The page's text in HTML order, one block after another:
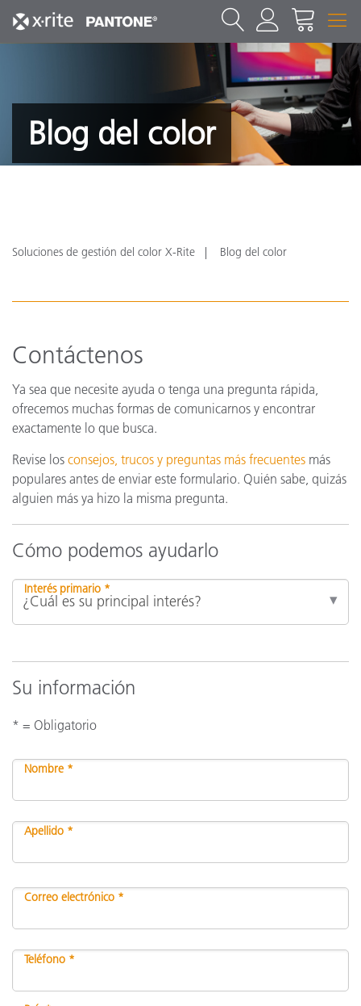
Blog del color
Soluciones de gestión del color X-Rite Blog del color
Contáctenos
Ya sea que necesite ayuda o tenga una pregunta rápida,
ofrecemos muchas formas de comunicarnos y encontrar
exactamente lo que busca.
Revise los consejos, trucos y preguntas más frecuentes más
populares antes de enviar este formulario. Quién sabe, quizás
alguien más ya hizo la misma pregunta.
Cómo podemos ayudarlo
Interés primario *
Su información
* = Obligatorio
Nombre *
Apellido *
Correo electrónico *
Teléfono *